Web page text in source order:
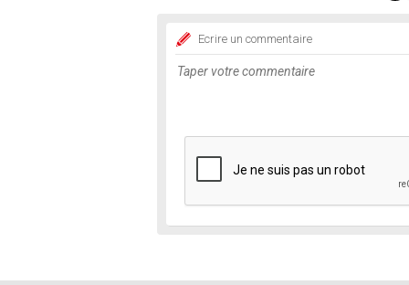
Ecrire un commentaire